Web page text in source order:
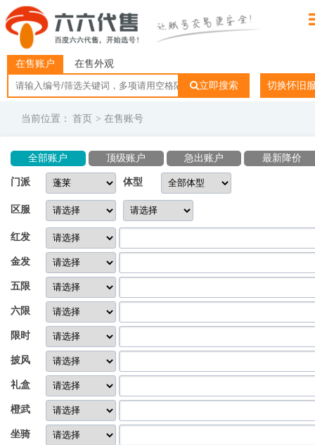
在售账户 在售外观
立即搜索 切换怀旧
当前位置： 首页 > 在售账号
全部账户 顶级账户 急出账户 最新降价
门派 体型
区服
红发
金发
五限
六限
限时
披风
礼盒
橙武
坐骑